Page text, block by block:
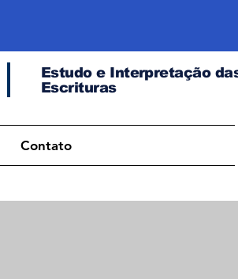
Estudo e Interpretação
Escrituras
Contato